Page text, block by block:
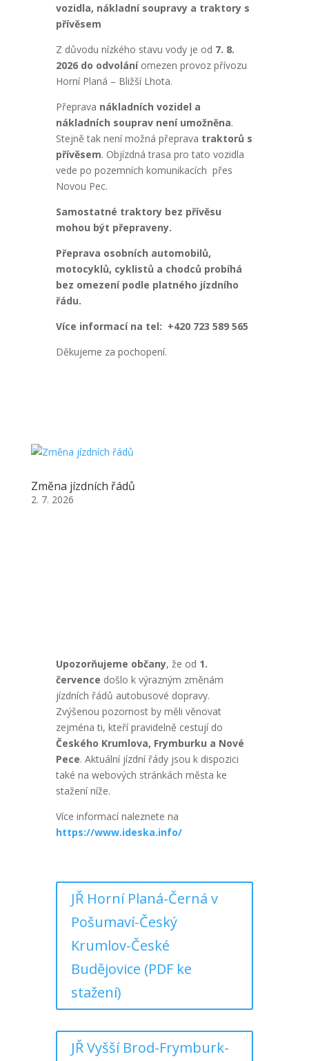
vozidla, nákladní soupravy a traktory s
přívěsem
Z důvodu nízkého stavu vody je od 7. 8.
2026 do odvoláníomezen provoz přívozu
Horní Planá – Bližší Lhota.
Přeprava nákladních vozidel a
nákladních souprav není umožněna.
Stejně tak není možná přeprava traktorů s
přívěsem. Objízdná trasa pro tato vozidla
vede po pozemních komunikacích přes
Novou Pec.
Samostatné traktory bez přívěsu
mohou být přepraveny.
Přeprava osobních automobilů,
motocyklů, cyklistů a chodců probíhá
bez omezení podle platného jízdního
řádu.
Více informací na tel: +420 723 589 565
Děkujeme za pochopení.
Změna jízdních řádů
2. 7. 2026
Upozorňujeme občany, že od 1.
července došlo k výrazným změnám
jízdních řádů autobusové dopravy.
Zvýšenou pozornost by měli věnovat
zejména ti, kteří pravidelně cestují do
Českého Krumlova, Frymburku a Nové
Pece. Aktuální jízdní řády jsou k dispozici
také na webových stránkách města ke
stažení níže.
Více informací naleznete na
https://www.ideska.info/
JŘ Horní Planá-Černá v
Pošumaví-Český
Krumlov-České
Budějovice (PDF ke
stažení)
JŘ Vyšší Brod-Frymburk-